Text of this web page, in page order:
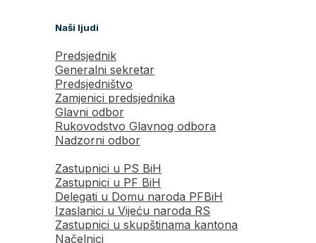
Naši ljudi
Predsjednik
Generalni sekretar
Predsjedništvo
Zamjenici predsjednika
Glavni odbor
Rukovodstvo Glavnog odbora
Nadzorni odbor
Zastupnici u PS BiH
Zastupnici u PF BiH
Delegati u Domu naroda PFBiH
Izaslanici u Vijeću naroda RS
Zastupnici u skupštinama kantona
Načelnici